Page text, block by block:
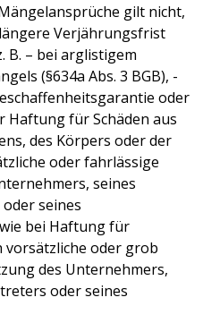
gilt nicht,
Verjährungsfrist
B. – bei arglistigem
(§634a Abs. 3 BGB), -
oder
Haftung für Schäden aus
des Körpers oder der
oder fahrlässige
seines
seines
bei Haftung für
vorsätzliche oder grob
des Unternehmers,
oder seines